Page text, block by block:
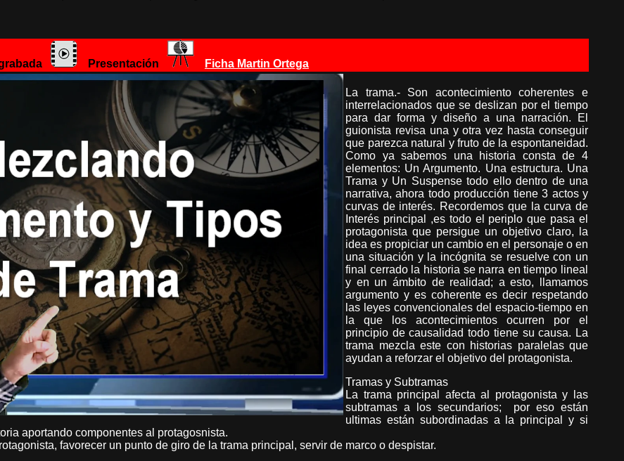
Presentación Ficha Martin Ortega
La trama.- Son acontecimiento coherentes e
interrelacionados que se deslizan por el tiempo
para dar forma y diseño a una narración. El
guionista revisa una y otra vez hasta conseguir
que parezca natural y fruto de la espontaneidad.
Como ya sabemos una historia consta de 4
elementos: Un Argumento. Una estructura. Una
Trama y Un Suspense todo ello dentro de una
narrativa, ahora todo producción tiene 3 actos y
curvas de interés. Recordemos que la curva de
Interés principal ,es todo el periplo que pasa el
protagonista que persigue un objetivo claro, la
idea es propiciar un cambio en el personaje o en
una situación y la incógnita se resuelve con un
final cerrado la historia se narra en tiempo lineal
y en un ámbito de realidad; a esto, llamamos
argumento y es coherente es decir respetando
las leyes convencionales del espacio-tiempo en
la que los acontecimientos ocurren por el
principio de causalidad todo tiene su causa. La
trama mezcla este con historias paralelas que
ayudan a reforzar el objetivo del protagonista.
Tramas y Subtramas
La trama principal afecta al protagonista y las
subtramas a los secundarios; por eso están
ultimas están subordinadas a la principal y si
aportando componentes al protagosnista.
favorecer un punto de giro de la trama principal, servir de marco o despistar.